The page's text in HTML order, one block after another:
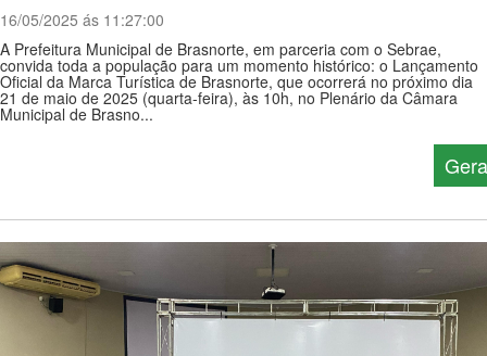
16/05/2025 ás 11:27:00
A Prefeitura Municipal de Brasnorte, em parceria com o Sebrae,
convida toda a população para um momento histórico: o Lançamento
Oficial da Marca Turística de Brasnorte, que ocorrerá no próximo dia
21 de maio de 2025 (quarta-feira), às 10h, no Plenário da Câmara
Municipal de Brasno...